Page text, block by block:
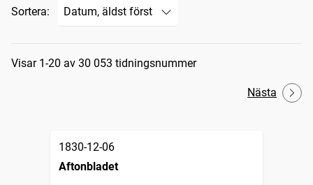
Sortera:
Sökresultat
Visar 1-20 av 30 053 tidningsnummer
Nästa
1830-12-06
Aftonbladet